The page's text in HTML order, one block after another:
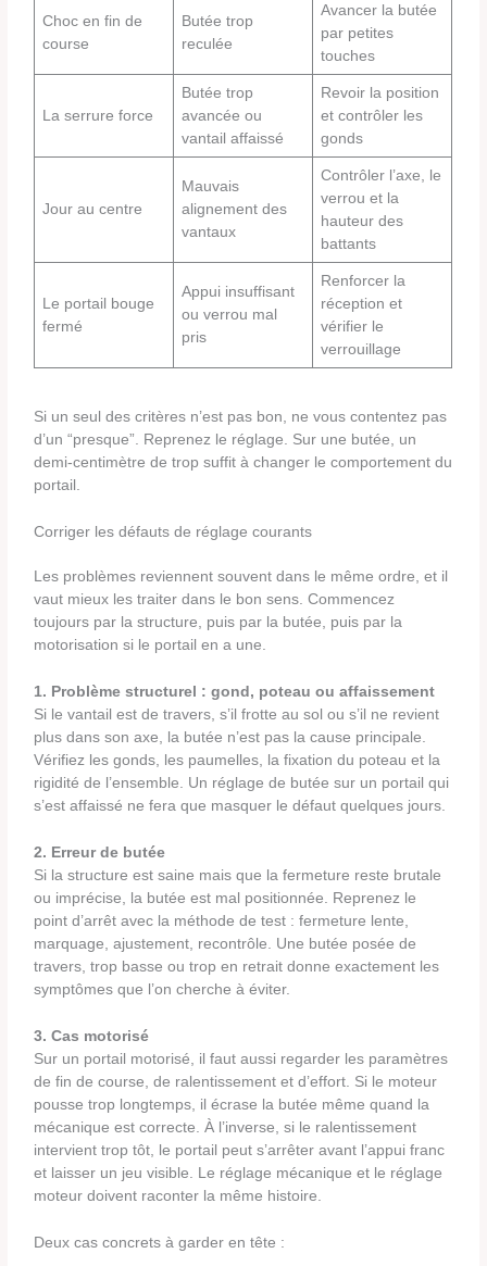
Choc en fin de
course
Butée trop
reculée
Avancer la butée
par petites
touches
La serrure force
Butée trop
avancée ou
vantail affaissé
Revoir la position
et contrôler les
gonds
Jour au centre
Mauvais
alignement des
vantaux
Contrôler l’axe, le
verrou et la
hauteur des
battants
Le portail bouge
fermé
Appui insuffisant
ou verrou mal
pris
Renforcer la
réception et
vérifier le
verrouillage
Si un seul des critères n’est pas bon, ne vous contentez pas
d’un “presque”. Reprenez le réglage. Sur une butée, un
demi-centimètre de trop suffit à changer le comportement du
portail.
Corriger les défauts de réglage courants
Les problèmes reviennent souvent dans le même ordre, et il
vaut mieux les traiter dans le bon sens. Commencez
toujours par la structure, puis par la butée, puis par la
motorisation si le portail en a une.
1. Problème structurel : gond, poteau ou affaissement
Si le vantail est de travers, s’il frotte au sol ou s’il ne revient
plus dans son axe, la butée n’est pas la cause principale.
Vérifiez les gonds, les paumelles, la fixation du poteau et la
rigidité de l’ensemble. Un réglage de butée sur un portail qui
s’est affaissé ne fera que masquer le défaut quelques jours.
2. Erreur de butée
Si la structure est saine mais que la fermeture reste brutale
ou imprécise, la butée est mal positionnée. Reprenez le
point d’arrêt avec la méthode de test : fermeture lente,
marquage, ajustement, recontrôle. Une butée posée de
travers, trop basse ou trop en retrait donne exactement les
symptômes que l’on cherche à éviter.
3. Cas motorisé
Sur un portail motorisé, il faut aussi regarder les paramètres
de fin de course, de ralentissement et d’effort. Si le moteur
pousse trop longtemps, il écrase la butée même quand la
mécanique est correcte. À l’inverse, si le ralentissement
intervient trop tôt, le portail peut s’arrêter avant l’appui franc
et laisser un jeu visible. Le réglage mécanique et le réglage
moteur doivent raconter la même histoire.
Deux cas concrets à garder en tête :